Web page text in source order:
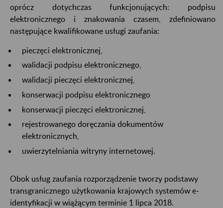
oprócz dotychczas funkcjonujących: podpisu
elektronicznego i znakowania czasem, zdefiniowano
następujące kwalifikowane usługi zaufania:
pieczęci elektronicznej,
walidacji podpisu elektronicznego,
walidacji pieczęci elektronicznej,
konserwacji podpisu elektronicznego
konserwacji pieczęci elektronicznej,
rejestrowanego doręczania dokumentów
elektronicznych,
uwierzytelniania witryny internetowej.
Obok usług zaufania rozporządzenie tworzy podstawy
transgranicznego użytkowania krajowych systemów e-
identyfikacji w wiążącym terminie 1 lipca 2018.